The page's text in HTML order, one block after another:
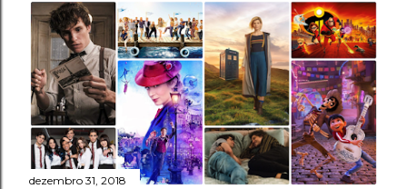
s
t
a
g
e
dezembro 31, 2018